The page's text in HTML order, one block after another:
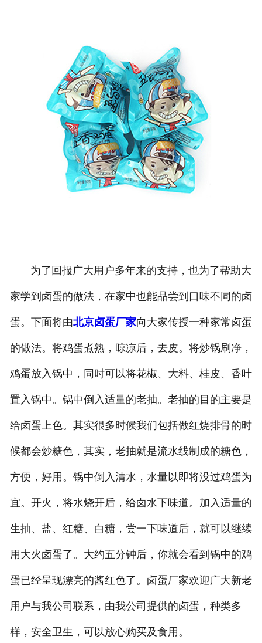
为了回报广大用户多年来的支持，也为了帮助大
家学到卤蛋的做法，在家中也能品尝到口味不同的卤
蛋。下面将由北京卤蛋厂家向大家传授一种家常卤蛋
的做法。将鸡蛋煮熟，晾凉后，去皮。将炒锅刷净，
鸡蛋放入锅中，同时可以将花椒、大料、桂皮、香叶
置入锅中。锅中倒入适量的老抽。老抽的目的主要是
给卤蛋上色。其实很多时候我们包括做红烧排骨的时
候都会炒糖色，其实，老抽就是流水线制成的糖色，
方便，好用。锅中倒入清水，水量以即将没过鸡蛋为
宜。开火，将水烧开后，给卤水下味道。加入适量的
生抽、盐、红糖、白糖，尝一下味道后，就可以继续
用大火卤蛋了。大约五分钟后，你就会看到锅中的鸡
蛋已经呈现漂亮的酱红色了。卤蛋厂家欢迎广大新老
用户与我公司联系，由我公司提供的卤蛋，种类多
样，安全卫生，可以放心购买及食用。